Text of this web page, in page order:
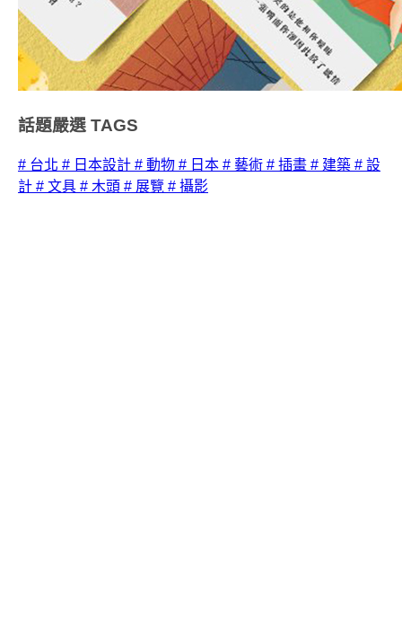
話題嚴選 TAGS
# 台北 # 日本設計 # 動物 # 日本 # 藝術 # 插畫 # 建築 # 設
計 # 文具 # 木頭 # 展覽 # 攝影